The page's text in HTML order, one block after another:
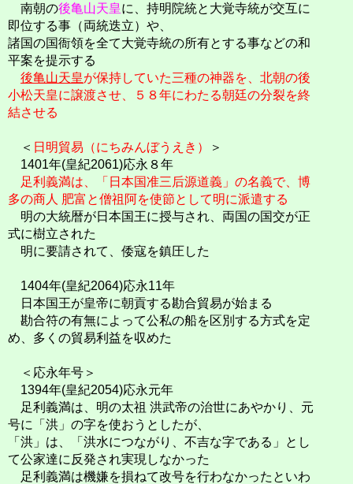
南朝の後亀山天皇に、持明院統と大覚寺統が交互に
即位する事（両統迭立）や、
諸国の国衙領を全て大覚寺統の所有とする事などの和
平案を提示する
後亀山天皇が保持していた三種の神器を、北朝の後
小松天皇に譲渡させ、５８年にわたる朝廷の分裂を終
結させる
＜ 日明貿易（にちみんぼうえき）
＞
1401年(皇紀2061)応永８年
足利義満は、「日本国准三后源道義」の名義で、博
多の商人 肥富と僧祖阿を使節として明に派遣する
明の大統暦が日本国王に授与され、両国の国交が正
式に樹立された
明に要請されて、倭寇を鎮圧した
1404年(皇紀2064)応永11年
日本国王が皇帝に朝貢する勘合貿易が始まる
勘合符の有無によって公私の船を区別する方式を定
め、多くの貿易利益を収めた
＜応永年号＞
1394年(皇紀2054)応永元年
足利義満は、明の太祖 洪武帝の治世にあやかり、元
号に「洪」の字を使おうとしたが、
「洪」は、「洪水につながり、不吉な字である」とし
て公家達に反発され実現しなかった
足利義満は機嫌を損ねて改号を行わなかったといわ